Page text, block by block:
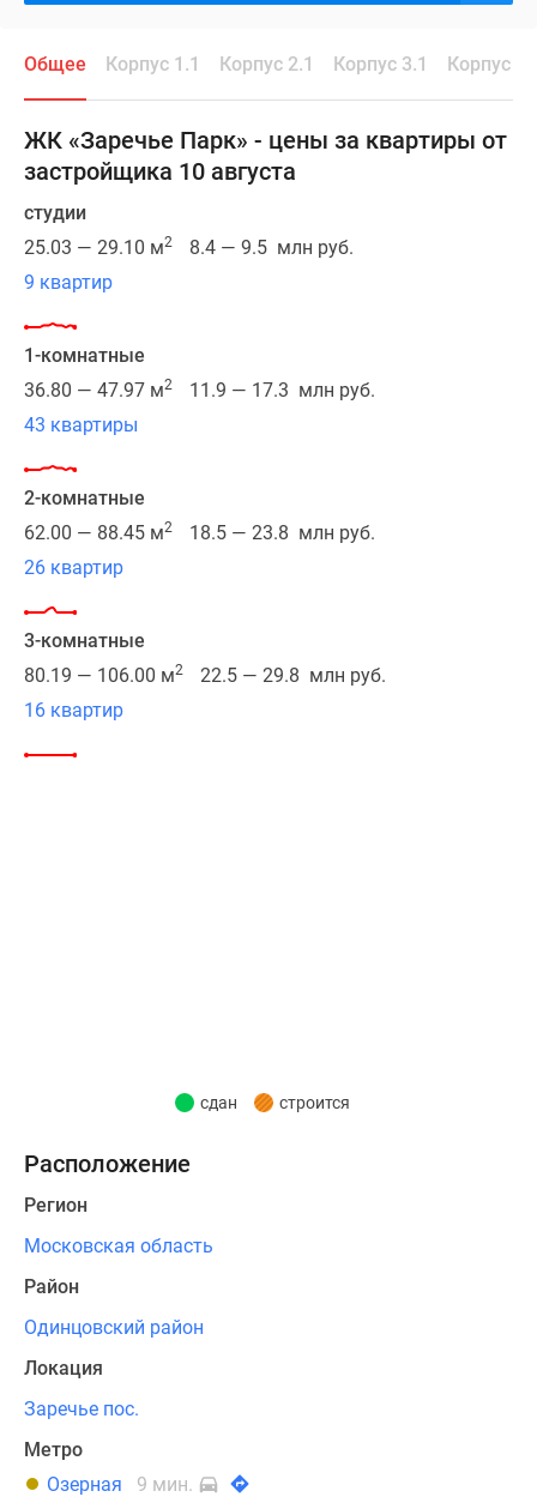
и
В
шаговой
расположен
большой
лесопарк
и
автобусных
остановок,
дорога
до
«Озерная»
займет
10
минут
на
автомобиле
и
16
минут
на
автобусе,
за
аэропорта
на
автомобиле
составит
20
минут,
московского
Кремля
ехать
Общее Корпус 1.1 Корпус 2.1 Корпус 3.1 Корпус
ЖК «Заречье Парк» - цены за квартиры от
застройщика 10 августа
студии
25.03 — 29.10 м2
8.4 — 9.5 млн руб.
9 квартир
1-комнатные
36.80 — 47.97 м2
11.9 — 17.3 млн руб.
43 квартиры
2-комнатные
62.00 — 88.45 м2
18.5 — 23.8 млн руб.
26 квартир
3-комнатные
80.19 — 106.00 м2
22.5 — 29.8 млн руб.
16 квартир
сдан строится
Расположение
Регион
Московская область
Район
Одинцовский район
Локация
Заречье пос.
Метро
Озерная
9 мин.